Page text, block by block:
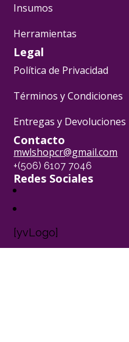
Insumos
Herramientas
Legal
Política de Privacidad
Términos y Condiciones
Entregas y Devoluciones
Contacto
mwlshopcr@gmail.com
+(506) 6107 7046
Redes Sociales
[yvLogo]